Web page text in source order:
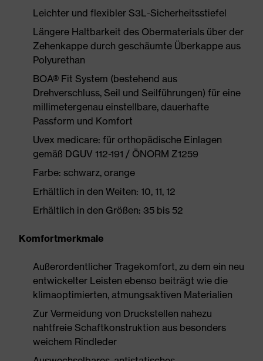
Leichter und flexibler S3L-Sicherheitsstiefel
Längere Haltbarkeit des Obermaterials über der
Zehenkappe durch geschäumte Überkappe aus
Polyurethan
BOA® Fit System (bestehend aus
Drehverschluss, Seil und Seilführungen) für eine
millimetergenau einstellbare, dauerhafte
Passform und Komfort
Uvex medicare: für orthopädische Einlagen
gemäß DGUV 112-191 / ÖNORM Z1259
Farbe: schwarz, orange
Erhältlich in den Weiten: 10, 11, 12
Erhältlich in den Größen: 35 bis 52
Komfortmerkmale
Außerordentlicher Tragekomfort, zu dem ein neu
entwickelter Leisten ebenso beiträgt wie die
klimaoptimierten, atmungsaktiven Materialien
Zur Vermeidung von Druckstellen nahezu
nahtfreie Schaftkonstruktion aus besonders
weichem Rindleder